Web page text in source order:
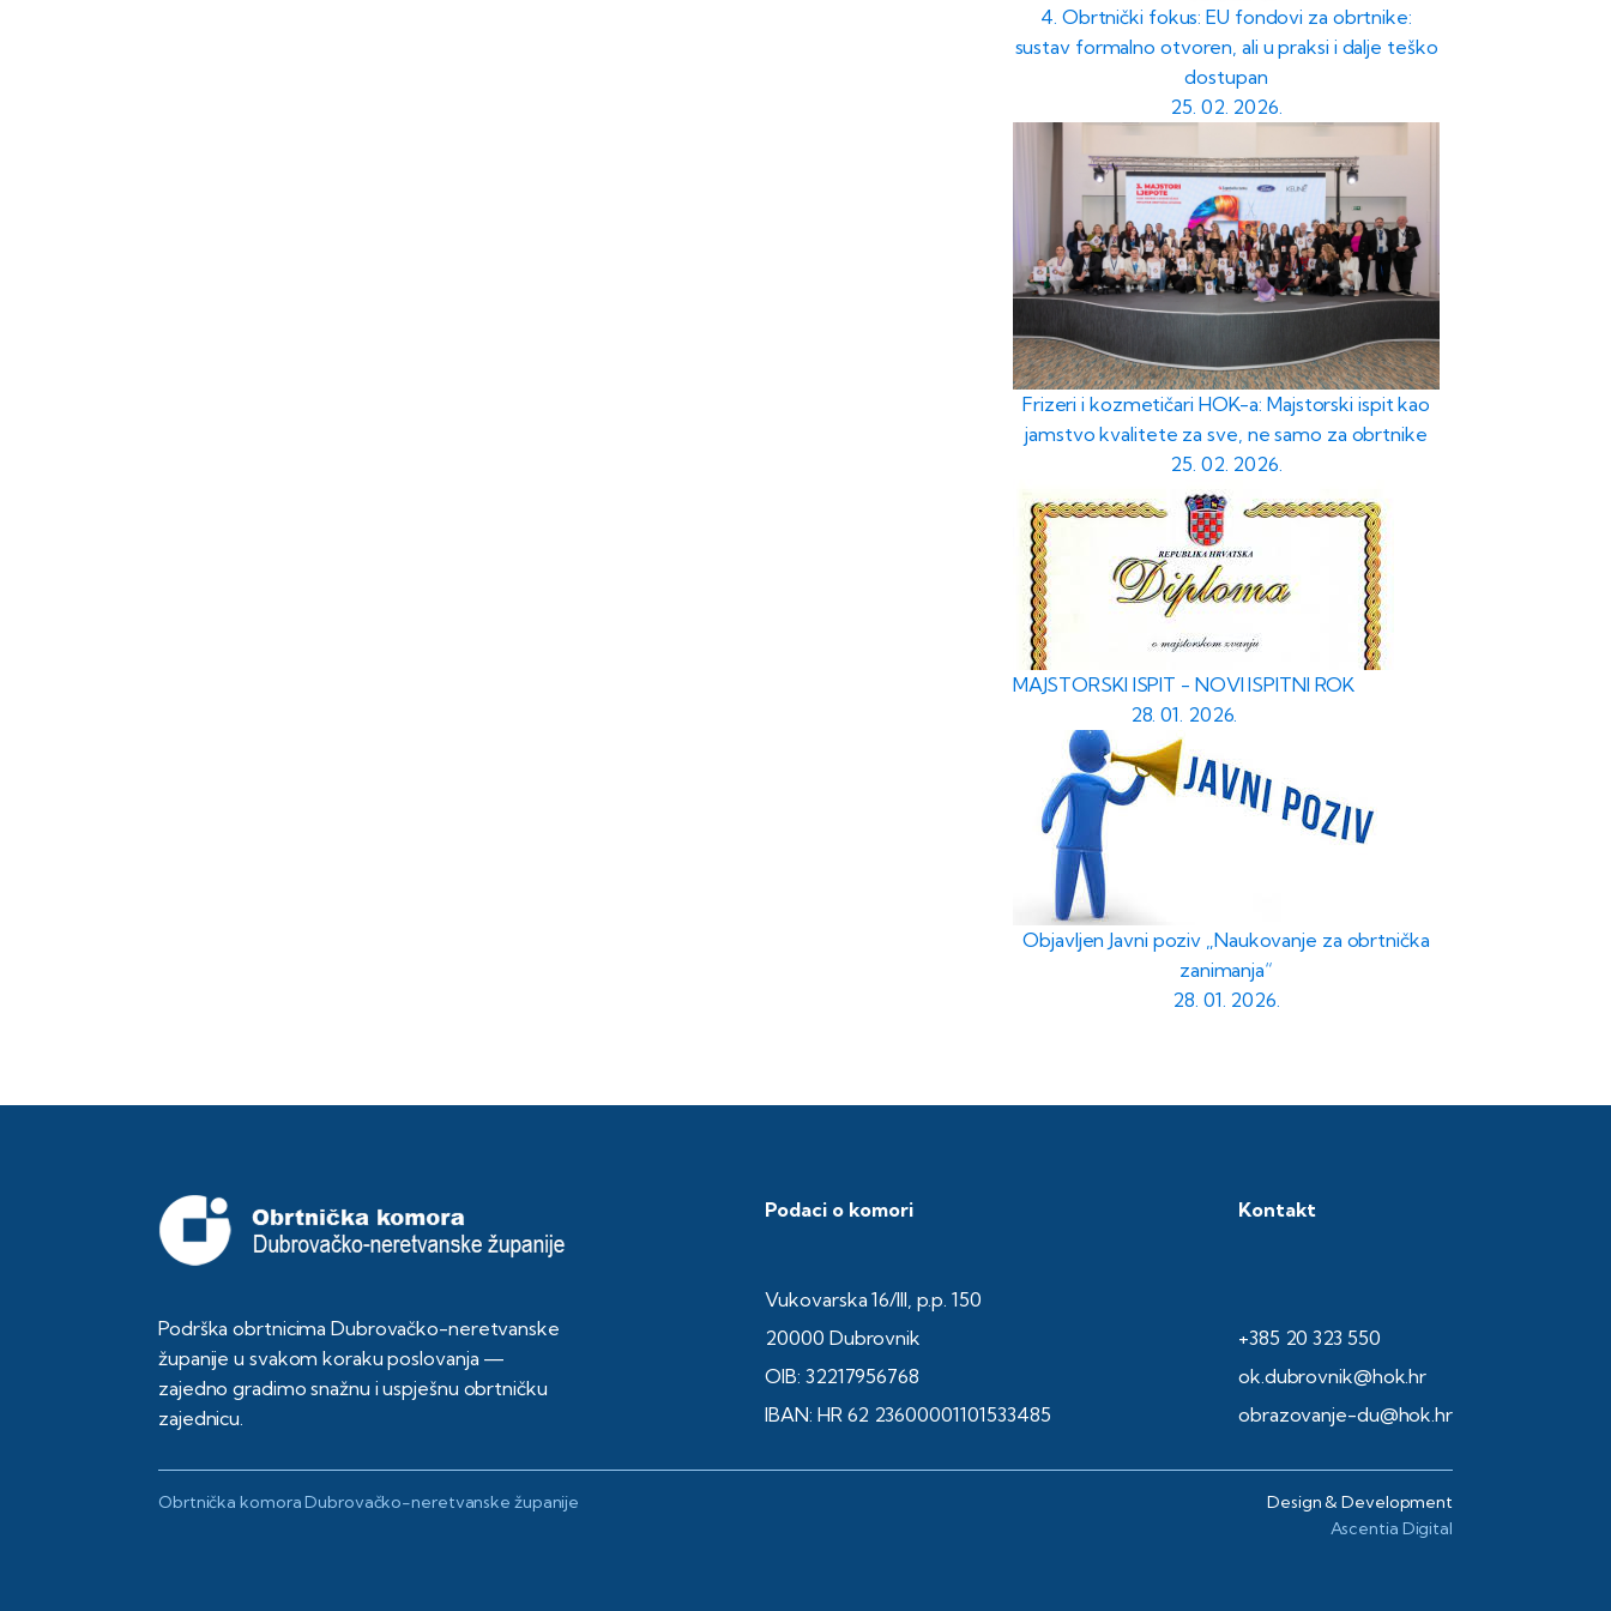
4. Obrtnički fokus: EU fondovi za obrtnike:
sustav formalno otvoren, ali u praksi i dalje teško
dostupan
25. 02. 2026.
Frizeri i kozmetičari HOK-a: Majstorski ispit kao
jamstvo kvalitete za sve, ne samo za obrtnike
25. 02. 2026.
MAJSTORSKI ISPIT - NOVI ISPITNI ROK
28. 01. 2026.
Objavljen Javni poziv „Naukovanje za obrtnička
zanimanja“
28. 01. 2026.
Podrška obrtnicima Dubrovačko-neretvanske
županije u svakom koraku poslovanja —
zajedno gradimo snažnu i uspješnu obrtničku
zajednicu.
Podaci o komori
Vukovarska 16/III, p.p. 150
20000 Dubrovnik
OIB: 32217956768
IBAN: HR 62 23600001101533485
Kontakt
+385 20 323 550
ok.dubrovnik@hok.hr
obrazovanje-du@hok.hr
Obrtnička komora Dubrovačko-neretvanske županije
Design & Development
Ascentia Digital